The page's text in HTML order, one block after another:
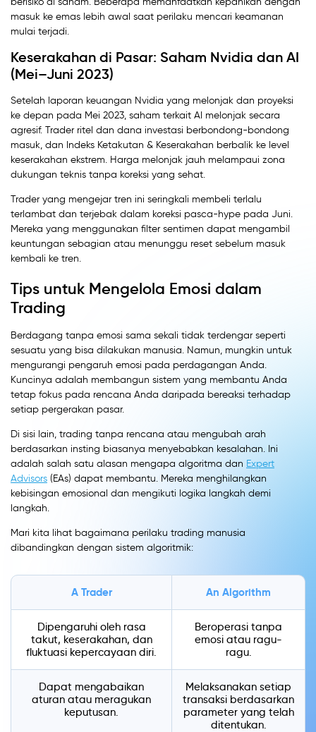
masuk ke emas lebih awal saat perilaku mencari keamanan
mulai terjadi.
Keserakahan di Pasar: Saham Nvidia dan AI
(Mei–Juni 2023)
Setelah laporan keuangan Nvidia yang melonjak dan proyeksi
ke depan pada Mei 2023, saham terkait AI melonjak secara
agresif. Trader ritel dan dana investasi berbondong-bondong
masuk, dan Indeks Ketakutan & Keserakahan berbalik ke level
keserakahan ekstrem. Harga melonjak jauh melampaui zona
dukungan teknis tanpa koreksi yang sehat.
Trader yang mengejar tren ini seringkali membeli terlalu
terlambat dan terjebak dalam koreksi pasca-hype pada Juni.
Mereka yang menggunakan filter sentimen dapat mengambil
keuntungan sebagian atau menunggu reset sebelum masuk
kembali ke tren.
Tips untuk Mengelola Emosi dalam
Trading
Berdagang tanpa emosi sama sekali tidak terdengar seperti
sesuatu yang bisa dilakukan manusia. Namun, mungkin untuk
mengurangi pengaruh emosi pada perdagangan Anda.
Kuncinya adalah membangun sistem yang membantu Anda
tetap fokus pada rencana Anda daripada bereaksi terhadap
setiap pergerakan pasar.
Di sisi lain, trading tanpa rencana atau mengubah arah
berdasarkan insting biasanya menyebabkan kesalahan. Ini
adalah salah satu alasan mengapa algoritma dan Expert
Advisors (EAs) dapat membantu. Mereka menghilangkan
kebisingan emosional dan mengikuti logika langkah demi
langkah.
Mari kita lihat bagaimana perilaku trading manusia
dibandingkan dengan sistem algoritmik:
A Trader An Algorithm
Dipengaruhi oleh rasa
takut, keserakahan, dan
fluktuasi kepercayaan diri.
Beroperasi tanpa
emosi atau ragu-
ragu.
Dapat mengabaikan
aturan atau meragukan
keputusan.
Melaksanakan setiap
transaksi berdasarkan
parameter yang telah
ditentukan.